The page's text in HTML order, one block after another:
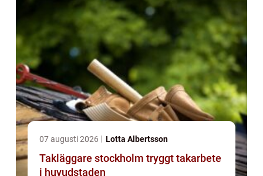
07 augusti 2026 Lotta Albertsson
Takläggare stockholm tryggt takarbete
i huvudstaden